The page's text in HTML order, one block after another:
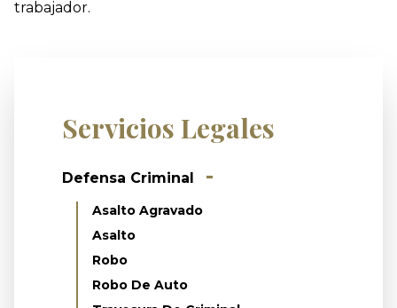
trabajador.
Servicios Legales
Defensa Criminal
Asalto Agravado
Asalto
Robo
Robo De Auto